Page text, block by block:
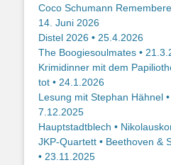
Coco Schumann
14. Juni 2026
Distel 2026 • 25.4.2026
The Boogiesoulmates •
Krimidinner mit dem
tot • 24.1.2026
Lesung mit Stephan Hähnel
7.12.2025
Hauptstadtblech •
JKP-Quartett • Beethoven &
• 23.11.2025